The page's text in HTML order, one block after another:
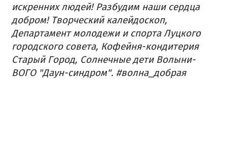
искренних людей! Разбудим наши сердца
добром! Творческий калейдоскоп,
Департамент молодежи и спорта Луцкого
городского совета, Кофейня-кондитерия
Старый Город, Солнечные дети Волыни-
ВОГО "Даун-синдром". #волна_добрая